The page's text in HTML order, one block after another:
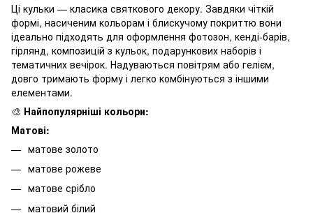
Ці кульки — класика святкового декору. Завдяки чіткій
формі, насиченим кольорам і блискучому покриттю вони
ідеально підходять для оформлення фотозон, кенді-барів,
гірлянд, композицій з кульок, подарункових наборів і
тематичних вечірок. Надуваються повітрям або гелієм,
довго тримають форму і легко комбінуються з іншими
елементами.
🎨 Найпопулярніші кольори:
Матові:
матове золото
матове рожеве
матове срібло
матовий білий